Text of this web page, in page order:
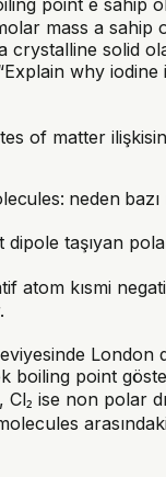
mass a
crystalline solid
why
of matter
neden bazı
taşıyan
atom kısmi
boiling point
ise non polar